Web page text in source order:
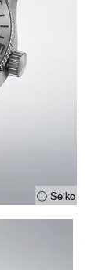
ⓘ Seiko